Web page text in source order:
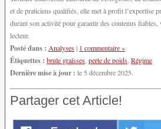
et de praticiens qualifiés, elle met à profit l’expertise
durant son activité pour garantir des contenus fiables,
lecteur.
Posté dans : Analyses| 1 commentaire »
Étiquettes : brule graisses perte de poids Régime
Dernière mise à jour : le 5 décembre 2025.
Partager cet Article!